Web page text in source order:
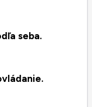
seba.